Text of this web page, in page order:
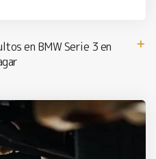
en BMW Serie 3 en